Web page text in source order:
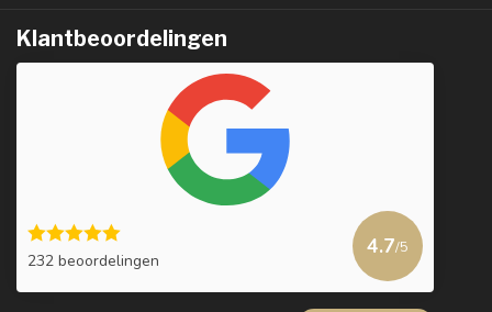
Klantbeoordelingen
232 beoordelingen
4.7/5